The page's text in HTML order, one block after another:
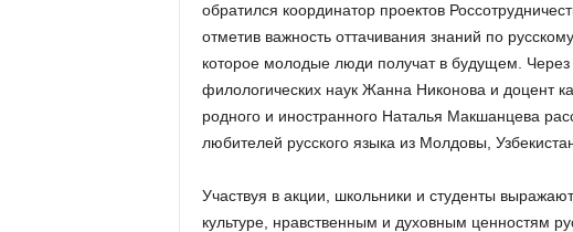
обратился координатор проектов
отметив важность оттачивания знаний по
которое молодые люди получат в будущем.
филологических наук Жанна Никонова и доцент
родного и иностранного Наталья Макшанцева
любителей русского языка из Молдовы,
Участвуя в акции, школьники и студенты
культуре, нравственным и духовным ценностям